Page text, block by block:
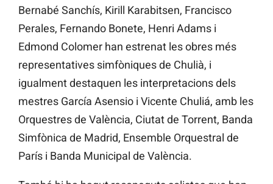
Bernabé Sanchís, Kirill Karabitsen, Francisco
Perales, Fernando Bonete, Henri Adams i
Edmond Colomer han estrenat les obres més
representatives simfòniques de Chulià, i
igualment destaquen les interpretacions dels
mestres García Asensio i Vicente Chuliá, amb les
Orquestres de València, Ciutat de Torrent, Banda
Simfònica de Madrid, Ensemble Orquestral de
París i Banda Municipal de València.